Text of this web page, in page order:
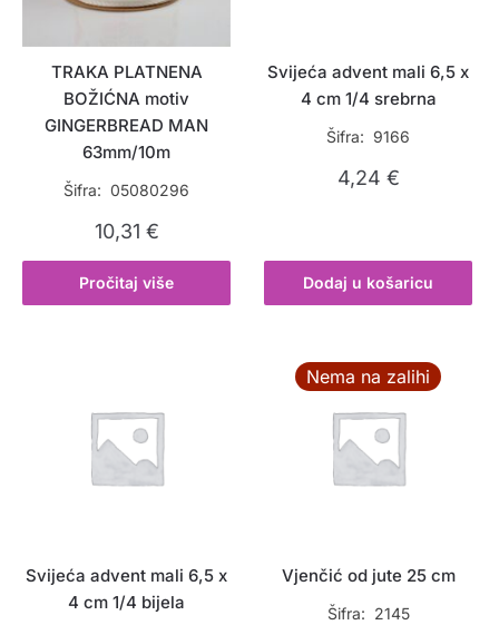
TRAKA PLATNENA
BOŽIĆNA motiv
GINGERBREAD MAN
63mm/10m
Šifra: 05080296
10,31 €
Pročitaj više
Svijeća advent mali 6,5 x
4 cm 1/4 srebrna
Šifra: 9166
4,24 €
Dodaj u košaricu
Svijeća advent mali 6,5 x
4 cm 1/4 bijela
Nema na zalihi
Vjenčić od jute 25 cm
Šifra: 2145